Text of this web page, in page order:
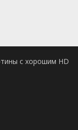
с хорошим HD